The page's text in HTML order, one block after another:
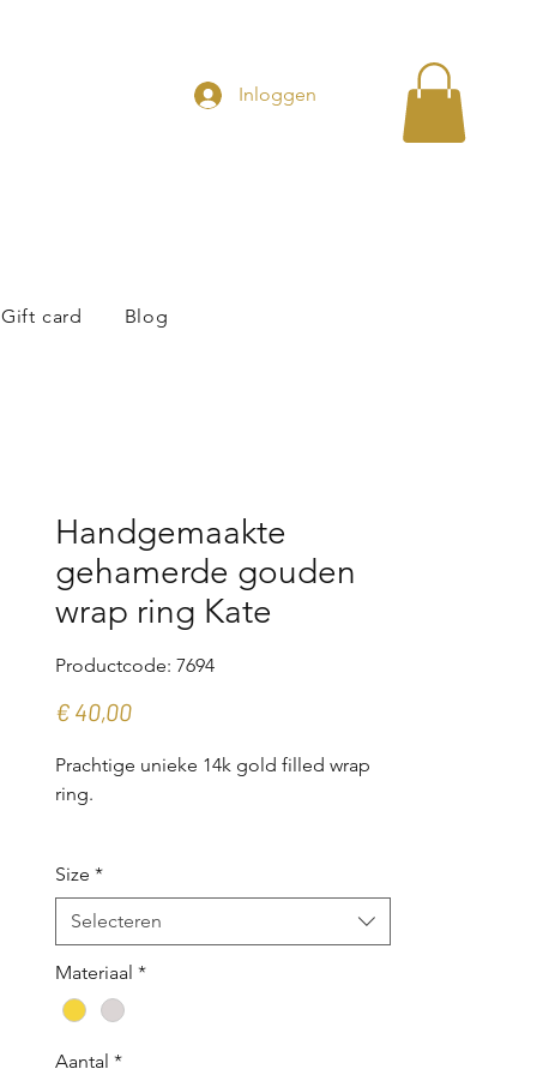
Inloggen
Gift card Blog
Handgemaakte
gehamerde gouden
wrap ring Kate
Productcode: 7694
€ 40,00Prijs
Prachtige unieke 14k gold filled wrap
ring.
draad. Hij is aan de voorkant
gehamerd, wat hem een rustieke
De ring is in meerdere maten
verkrijgbaar.
Size *
Selecteren
Materiaal *
Aantal *